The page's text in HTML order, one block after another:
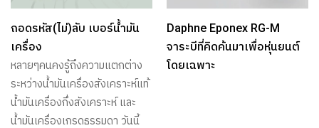
ถอดรหัส(ไม่)ลับ เบอร์น้ำมัน
เครื่อง
หลายๆคนคงรู้ถึงความแตกต่าง
ระหว่างน้ำมันเครื่องสังเคราะห์แท้
น้ำมันเครื่องกึ่งสังเคราะห์ และ
น้ำมันเครื่องเกรดธรรมดา วันนี้
Daphne Eponex RG-M
จาระบีที่คิดค้นมาเพื่อหุ่นยนต์
โดยเฉพาะ